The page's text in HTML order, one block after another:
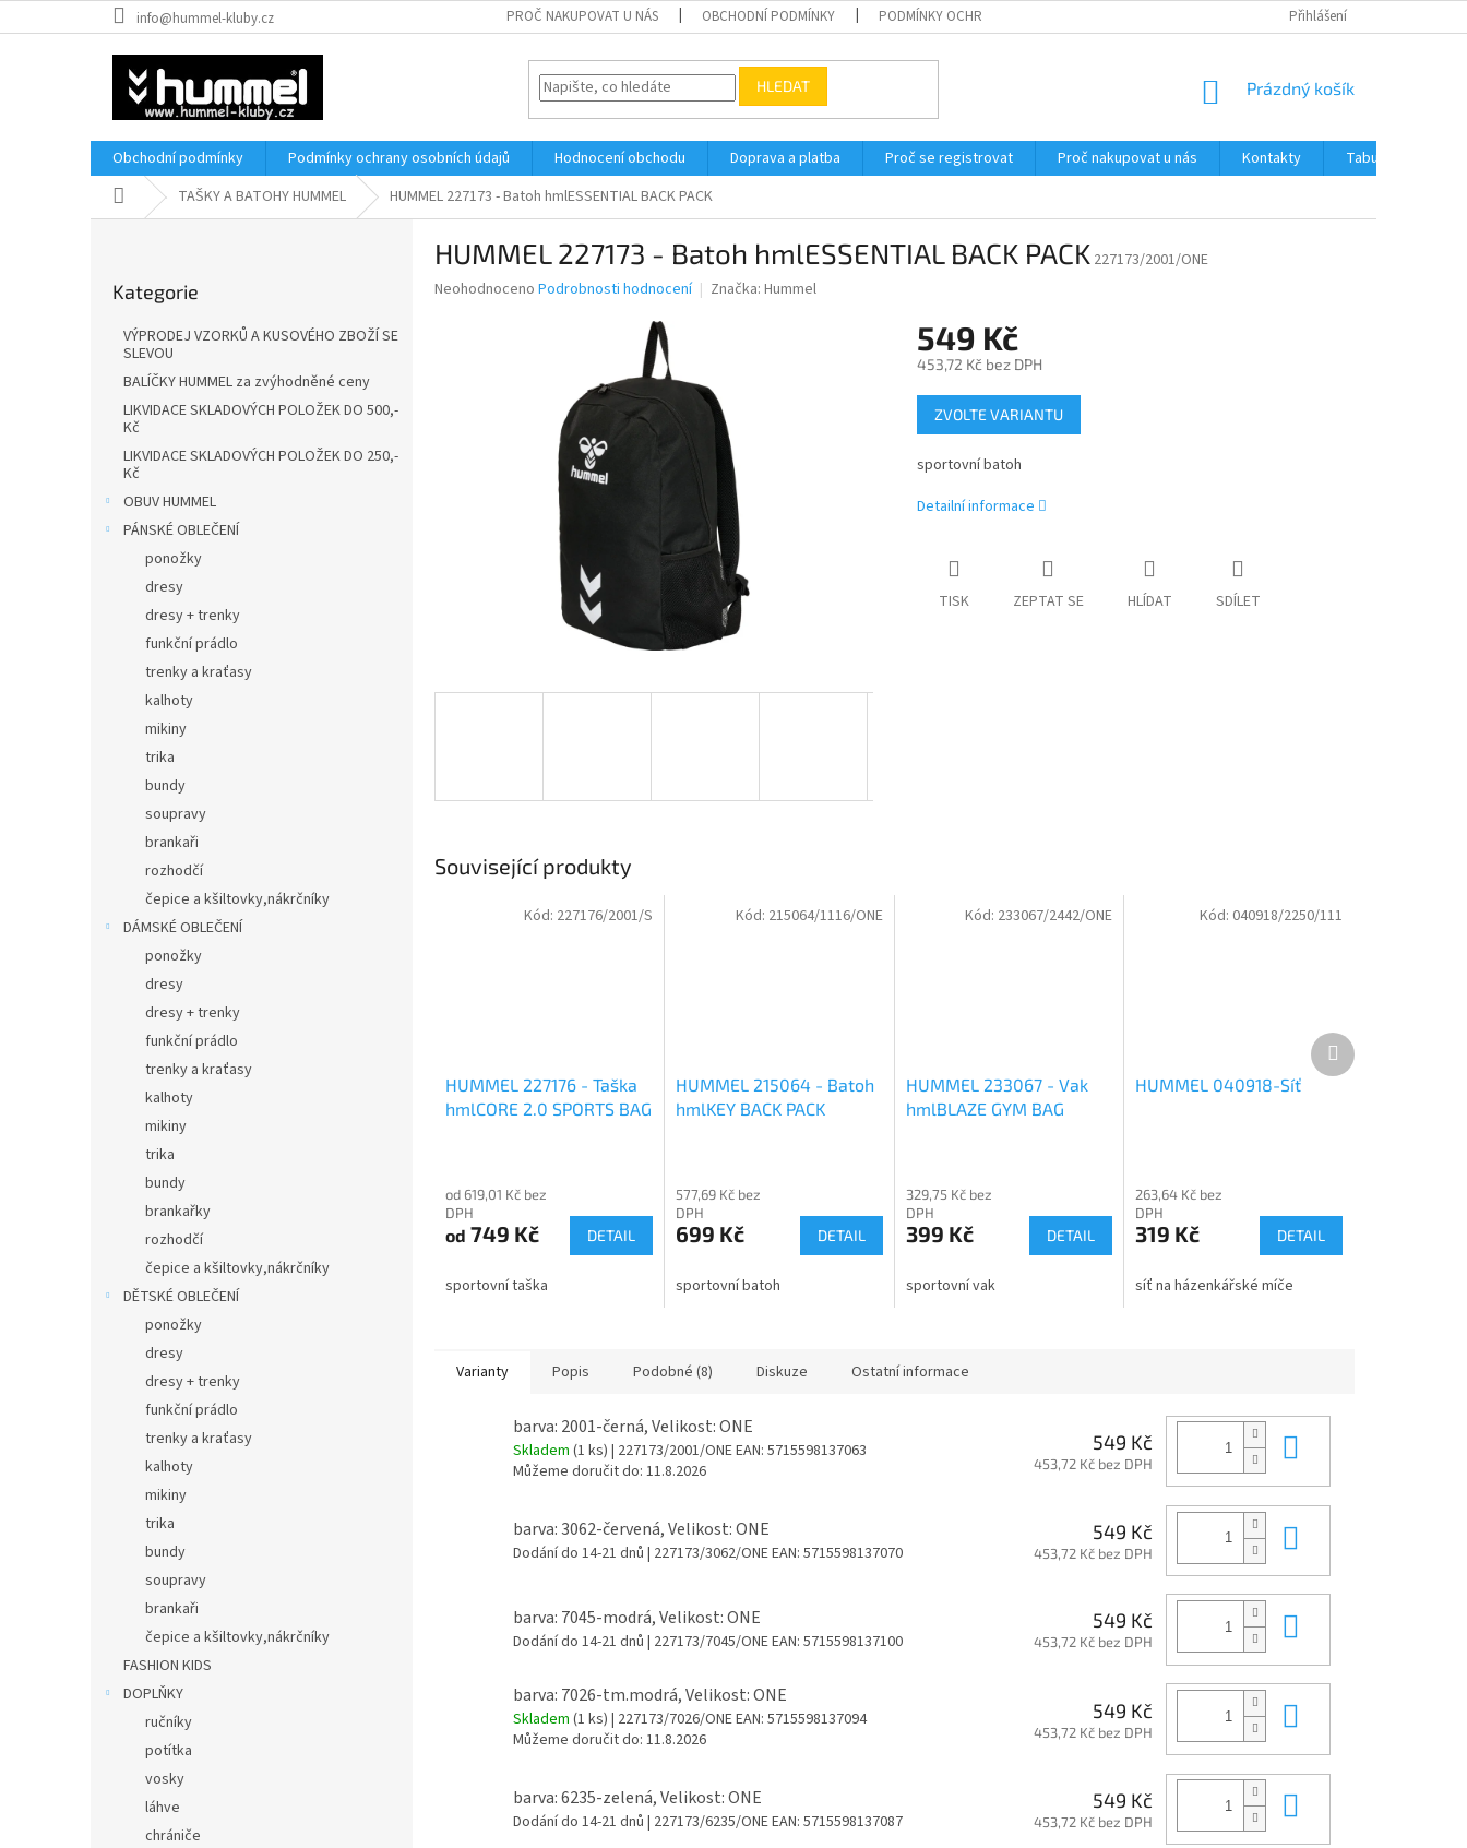
na
info@hummel-kluby.cz PROČ NAKUPOVAT U NÁS OBCHODNÍ PODMÍNKY PODMÍNKY OCHRANY OSOBNÍCH ÚDAJŮ JAK OVĚŘUJEME RECENZE NAŠEHO E-SHOPU ?
Přihlášení
HLEDAT
NÁKUPNÍ
Prázdný košík
Obchodní podmínky Podmínky ochrany osobních údajů Hodnocení obchodu Doprava a platba Proč se registrovat Proč nakupovat u nás Kontakty
Tabulka velikostí
Domů TAŠKY A BATOHY HUMMEL HUMMEL 227173 - Batoh hmlESSENTIAL BACK PACK
kategorie
Kategorie
VÝPRODEJ VZORKŮ A KUSOVÉHO ZBOŽÍ SE
SLEVOU
BALÍČKY HUMMEL za zvýhodněné ceny
LIKVIDACE SKLADOVÝCH POLOŽEK DO 500,-
Kč
LIKVIDACE SKLADOVÝCH POLOŽEK DO 250,-
Kč
OBUV HUMMEL
PÁNSKÉ OBLEČENÍ
ponožky
dresy
dresy + trenky
funkční prádlo
trenky a kraťasy
kalhoty
mikiny
trika
bundy
soupravy
brankaři
rozhodčí
čepice a kšiltovky,nákrčníky
DÁMSKÉ OBLEČENÍ
ponožky
dresy
dresy + trenky
funkční prádlo
trenky a kraťasy
kalhoty
mikiny
trika
bundy
brankařky
rozhodčí
čepice a kšiltovky,nákrčníky
DĚTSKÉ OBLEČENÍ
ponožky
dresy
dresy + trenky
funkční prádlo
trenky a kraťasy
kalhoty
mikiny
trika
bundy
soupravy
brankaři
čepice a kšiltovky,nákrčníky
FASHION KIDS
DOPLŇKY
ručníky
potítka
vosky
láhve
chrániče
HUMMEL 227173 - Batoh hmlESSENTIAL BACK PACK 227173/2001/ONE
Průměrné
Neohodnoceno Podrobnosti hodnocení Značka: Hummel
549 Kč
453,72 Kč bez DPH
Měrná
cena:
ZVOLTE VARIANTU
sportovní batoh
Detailní informace
TISK ZEPTAT SE HLÍDAT SDÍLET
Související produkty
HUMMEL 227176 - Taška
hmlCORE 2.0 SPORTS BAG
od 619,01 Kč bez
DPH
od 749 Kč DETAIL
sportovní taška
Kód: 227176/2001/S
HUMMEL 215064 - Batoh
hmlKEY BACK PACK
577,69 Kč bez
DPH
699 Kč DETAIL
sportovní batoh
Kód: 215064/1116/ONE
HUMMEL 233067 - Vak
hmlBLAZE GYM BAG
329,75 Kč bez
DPH
399 Kč DETAIL
sportovní vak
Kód: 233067/2442/ONE
HUMMEL 040918-Síť
263,64 Kč bez
DPH
319 Kč DETAIL
síť na házenkářské míče
Kód: 040918/2250/111
Další
produkt
Varianty Popis Podobné (8) Diskuze Ostatní informace
barva: 2001-černá, Velikost: ONE
Skladem (1 ks) | 227173/2001/ONEEAN: 5715598137063
Můžeme doručit do: 11.8.2026
549 Kč
453,72 Kč bez DPH
barva: 3062-červená, Velikost: ONE
Dodání do 14-21 dnů | 227173/3062/ONEEAN: 5715598137070
549 Kč
453,72 Kč bez DPH
barva: 7045-modrá, Velikost: ONE
Dodání do 14-21 dnů | 227173/7045/ONEEAN: 5715598137100
549 Kč
453,72 Kč bez DPH
barva: 7026-tm.modrá, Velikost: ONE
Skladem (1 ks) | 227173/7026/ONEEAN: 5715598137094
Můžeme doručit do: 11.8.2026
549 Kč
453,72 Kč bez DPH
barva: 6235-zelená, Velikost: ONE
Dodání do 14-21 dnů | 227173/6235/ONEEAN: 5715598137087
549 Kč
453,72 Kč bez DPH